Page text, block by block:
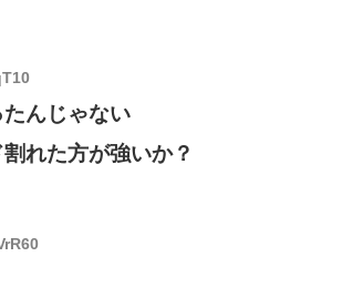
んじゃない
れた方が強いか？